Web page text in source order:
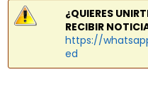
¿QUIERES
RECIBIR
https://
ed